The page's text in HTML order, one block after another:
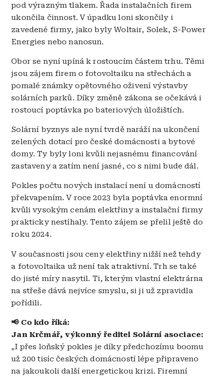
pod výrazným tlakem. Řada instalačních firem
ukončila činnost. V úpadku loni skončily i
zavedené firmy, jako byly Woltair, Solek, S-Power
Energies nebo nanosun.
Obor se nyní upíná k rostoucím částem trhu. Těmi
jsou zájem firem o fotovoltaiku na střechách a
pomalé známky opětovného oživení výstavby
solárních parků. Díky změně zákona se očekává i
rostoucí poptávka po bateriových úložištích.
Solární byznys ale nyní tvrdě naráží na ukončení
zelených dotací pro české domácnosti a bytové
domy. Ty byly loni kvůli nejasnému financování
zastaveny a zatím není jasné, co s nimi bude dál.
Pokles počtu nových instalací není u domácností
překvapením. V roce 2023 byla poptávka enormní
kvůli vysokým cenám elektřiny a instalační firmy
prakticky nestíhaly. Tento zájem se přelil ještě do
roku 2024.
V současnosti jsou ceny elektřiny nižší než tehdy
a fotovoltaika už není tak atraktivní. Trh se také
do jisté míry nasytil. Ti, kterým vlastní elektrárna
na střeše dává nejvíce smyslu, si ji už zpravidla
pořídili.
📢 Co kdo říká:
Jan Krčmář, výkonný ředitel Solární asociace:
„I přes loňský pokles je díky předchozímu boomu
už 200 tisíc českých domácností lépe připraveno
na jakoukoli další energetickou krizi. Firemní